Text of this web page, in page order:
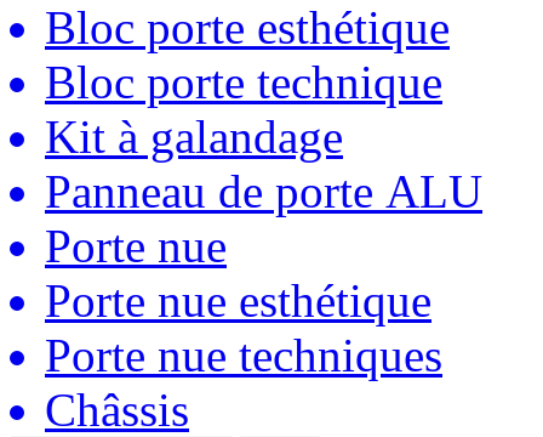
Bloc porte esthétique
Bloc porte technique
Kit à galandage
Panneau de porte ALU
Porte nue
Porte nue esthétique
Porte nue techniques
Châssis